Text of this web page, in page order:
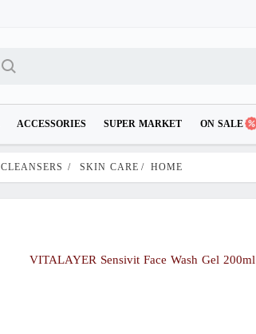
ACCESSORIES SUPER MARKET ON SALE
HOME
/
SKIN CARE
/
CLEANSERS
VITALAYER Sensivit Face Wash Gel 200ml